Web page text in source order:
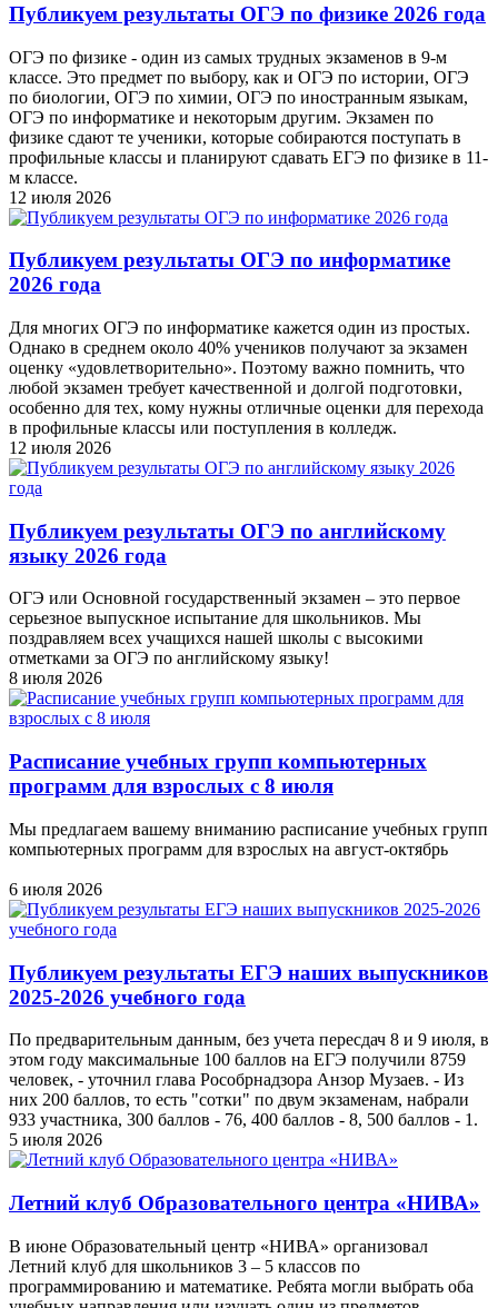
Публикуем результаты ОГЭ по физике 2026 года
ОГЭ по физике - один из самых трудных экзаменов в 9-м
классе. Это предмет по выбору, как и ОГЭ по истории, ОГЭ
по биологии, ОГЭ по химии, ОГЭ по иностранным языкам,
ОГЭ по информатике и некоторым другим. Экзамен по
физике сдают те ученики, которые собираются поступать в
профильные классы и планируют сдавать ЕГЭ по физике в 11-
м классе.
12 июля 2026
Публикуем результаты ОГЭ по информатике
2026 года
Для многих ОГЭ по информатике кажется один из простых.
Однако в среднем около 40% учеников получают за экзамен
оценку «удовлетворительно». Поэтому важно помнить, что
любой экзамен требует качественной и долгой подготовки,
особенно для тех, кому нужны отличные оценки для перехода
в профильные классы или поступления в колледж.
12 июля 2026
Публикуем результаты ОГЭ по английскому
языку 2026 года
ОГЭ или Основной государственный экзамен – это первое
серьезное выпускное испытание для школьников. Мы
поздравляем всех учащихся нашей школы с высокими
отметками за ОГЭ по английскому языку!
8 июля 2026
Расписание учебных групп компьютерных
программ для взрослых с 8 июля
Мы предлагаем вашему вниманию расписание учебных групп
компьютерных программ для взрослых на август-октябрь
6 июля 2026
Публикуем результаты ЕГЭ наших выпускников
2025-2026 учебного года
По предварительным данным, без учета пересдач 8 и 9 июля, в
этом году максимальные 100 баллов на ЕГЭ получили 8759
человек, - уточнил глава Рособрнадзора Анзор Музаев. - Из
них 200 баллов, то есть "сотки" по двум экзаменам, набрали
933 участника, 300 баллов - 76, 400 баллов - 8, 500 баллов - 1.
5 июля 2026
Летний клуб Образовательного центра «НИВА»
В июне Образовательный центр «НИВА» организовал
Летний клуб для школьников 3 – 5 классов по
программированию и математике. Ребята могли выбрать оба